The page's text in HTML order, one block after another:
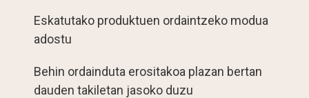
Eskatutako produktuen ordaintzeko modua
adostu
Behin ordainduta erositakoa plazan bertan
dauden takiletan jasoko duzu